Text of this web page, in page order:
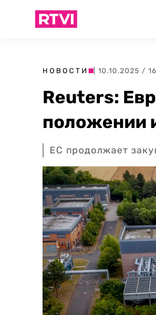
НОВОСТИ | 10.10.2025 /
Reuters:
положении
ЕС продолжает